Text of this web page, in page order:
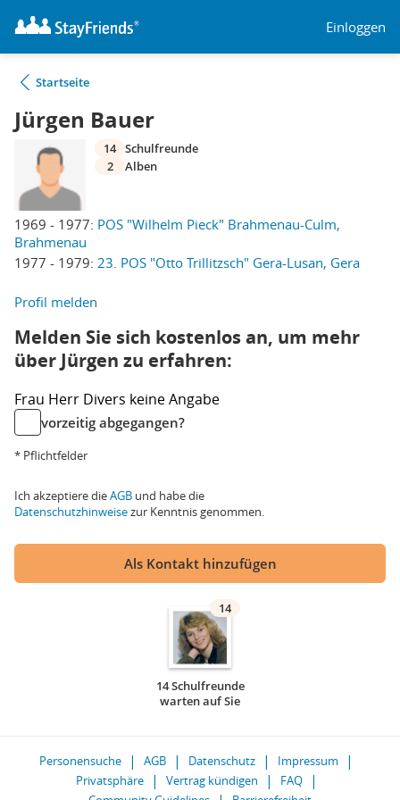
Einloggen
Startseite
Jürgen Bauer
1969 - 1977: POS "Wilhelm Pieck" Brahmenau-Culm,
Brahmenau
1977 - 1979: 23. POS "Otto Trillitzsch" Gera-Lusan, Gera
14 Schulfreunde
2
Alben
Profil melden
Melden Sie sich kostenlos an, um mehr
über Jürgen zu erfahren:
Frau Herr Divers keine Angabe
vorzeitig abgegangen?
* Pflichtfelder
Ich akzeptiere dieAGB und habe die
Datenschutzhinweisezur Kenntnis genommen.
Als Kontakt hinzufügen
14
14 Schulfreunde
warten auf Sie
Personensuche AGB Datenschutz
Impressum
Privatsphäre
Vertrag kündigen
FAQ